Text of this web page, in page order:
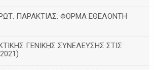
ΠΑΡΑΚΤΙΑΣ: ΦΟΡΜΑ ΕΘΕΛΟΝΤΗ
ΓΕΝΙΚΗΣ ΣΥΝΕΛΕΥΣΗΣ ΣΤΙΣ